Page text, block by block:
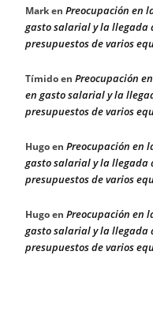
Marken Preocupación en
gasto salarial y la llegada
presupuestos de varios
Tímidoen Preocupación
en gasto salarial y la
presupuestos de varios
Hugoen Preocupación en
gasto salarial y la llegada
presupuestos de varios
Hugoen Preocupación en
gasto salarial y la llegada
presupuestos de varios